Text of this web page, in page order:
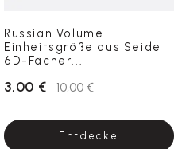
Russian Volume
Einheitsgröße aus Seide
6D-Fächer...
3,00 € 10,00 €
Entdecke